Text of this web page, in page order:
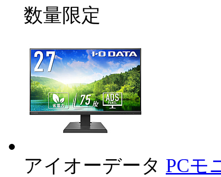
数量限定
アイオーデータ PCモ